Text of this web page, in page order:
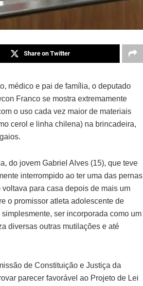
Share on Twitter
médico e pai de família, o deputado
Franco se mostra extremamente
o uso cada vez maior de materiais
cerol e linha chilena) na brincadeira,
do jovem Gabriel Alves (15), que teve
interrompido ao ter uma das pernas
para casa depois de mais um
o promissor atleta adolescente de
ser incorporada como um
diversas outras mutilações e até
de Constituição e Justiça da
parecer favorável ao Projeto de Lei